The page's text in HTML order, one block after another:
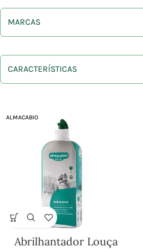
MARCAS
CARACTERÍSTICAS
ALMACABIO
Abrilhantador Louça